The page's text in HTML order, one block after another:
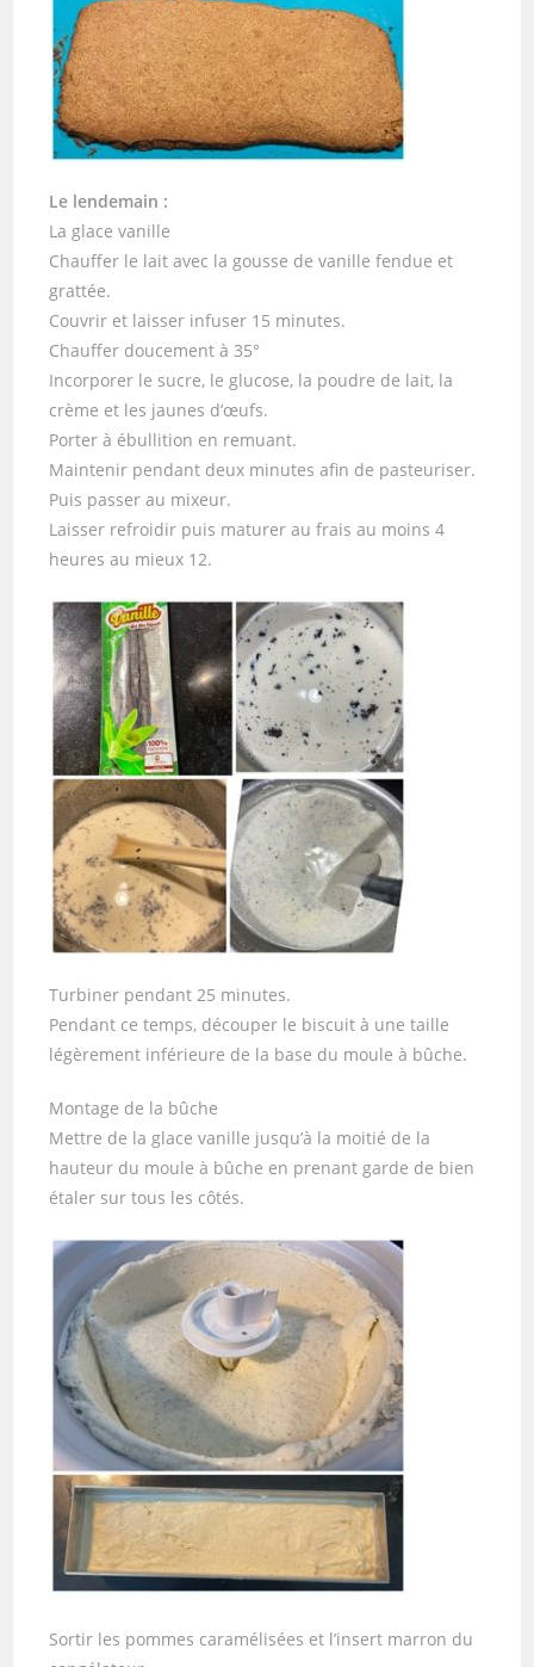
Le lendemain :
La glace vanille
Chauffer le lait avec la gousse de vanille fendue et
grattée.
Couvrir et laisser infuser 15 minutes.
Chauffer doucement à 35°
Incorporer le sucre, le glucose, la poudre de lait, la
crème et les jaunes d’œufs.
Porter à ébullition en remuant.
Maintenir pendant deux minutes afin de pasteuriser.
Puis passer au mixeur.
Laisser refroidir puis maturer au frais au moins 4
heures au mieux 12.
Turbiner pendant 25 minutes.
Pendant ce temps, découper le biscuit à une taille
légèrement inférieure de la base du moule à bûche.
Montage de la bûche
Mettre de la glace vanille jusqu’à la moitié de la
hauteur du moule à bûche en prenant garde de bien
étaler sur tous les côtés.
Sortir les pommes caramélisées et l’insert marron du